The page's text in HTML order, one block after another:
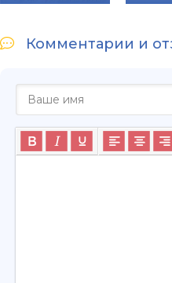
Комментарии и